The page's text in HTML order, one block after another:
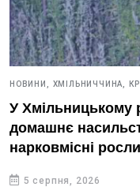
НОВИНИ, ХМІЛЬНИЧЧИНА,
У Хмільницькому
домашнє
нарковмісні
5 серпня, 2026